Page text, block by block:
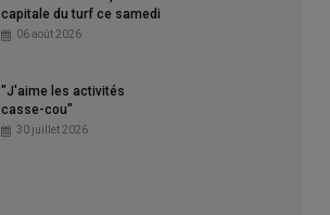
capitale du turf ce samedi
06 août 2026
"J'aime les activités
casse-cou"
30 juillet 2026